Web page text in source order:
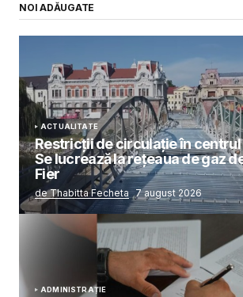
NOI ADĂUGATE
ACTUALITATE
Restricții de circulație în centrul
Se lucrează la rețeaua de gaz
Fier
de Thabitta Fecheta 7 august 2026
ADMINISTRAȚIE